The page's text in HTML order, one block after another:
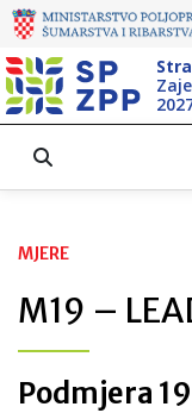
MJERE
M19 –
Podmjera